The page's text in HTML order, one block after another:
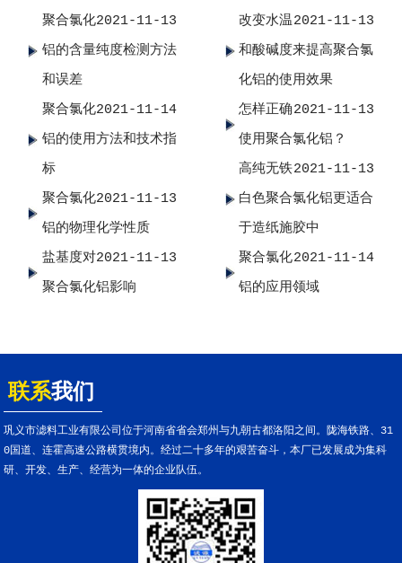
2021-11-13
聚合氯化
铝的含量纯度检测方法
和误差
2021-11-14
聚合氯化
铝的使用方法和技术指
标
2021-11-13
聚合氯化
铝的物理化学性质
2021-11-13
盐基度对
聚合氯化铝影响
2021-11-13
改变水温
和酸碱度来提高聚合氯
化铝的使用效果
2021-11-13
怎样正确
使用聚合氯化铝？
2021-11-13
高纯无铁
白色聚合氯化铝更适合
于造纸施胶中
2021-11-14
聚合氯化
铝的应用领域
联系我们
巩义市滤料工业有限公司位于河南省省会郑州与九朝古都洛阳之间。陇海铁路、31
0国道、连霍高速公路横贯境内。经过二十多年的艰苦奋斗，本厂已发展成为集科
研、开发、生产、经营为一体的企业队伍。